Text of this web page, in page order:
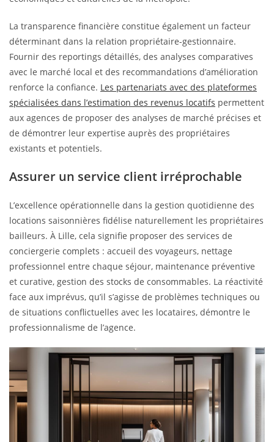
La transparence financière constitue également un facteur
déterminant dans la relation propriétaire-gestionnaire.
Fournir des reportings détaillés, des analyses comparatives
avec le marché local et des recommandations d’amélioration
renforce la confiance. Les partenariats avec des plateformes
spécialisées dans l’estimation des revenus locatifs permettent
aux agences de proposer des analyses de marché précises et
de démontrer leur expertise auprès des propriétaires
existants et potentiels.
Assurer un service client irréprochable
L’excellence opérationnelle dans la gestion quotidienne des
locations saisonnières fidélise naturellement les propriétaires
bailleurs. À Lille, cela signifie proposer des services de
conciergerie complets : accueil des voyageurs, nettage
professionnel entre chaque séjour, maintenance préventive
et curative, gestion des stocks de consommables. La réactivité
face aux imprévus, qu’il s’agisse de problèmes techniques ou
de situations conflictuelles avec les locataires, démontre le
professionnalisme de l’agence.